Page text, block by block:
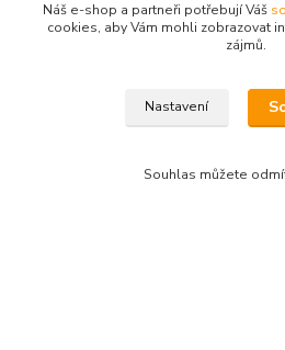
+420 777 153 450
Náš e-shop a partneři potřebují Váš
cookies, aby Vám mohli zobrazovat
zájmů.
Nastavení
Souhlas můžete